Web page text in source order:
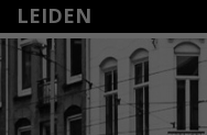
LEIDEN
Nieuwstraat 35
2312 KA Leiden
+31(0)71 – 52 84 480
info@kunsthuisleiden.nl